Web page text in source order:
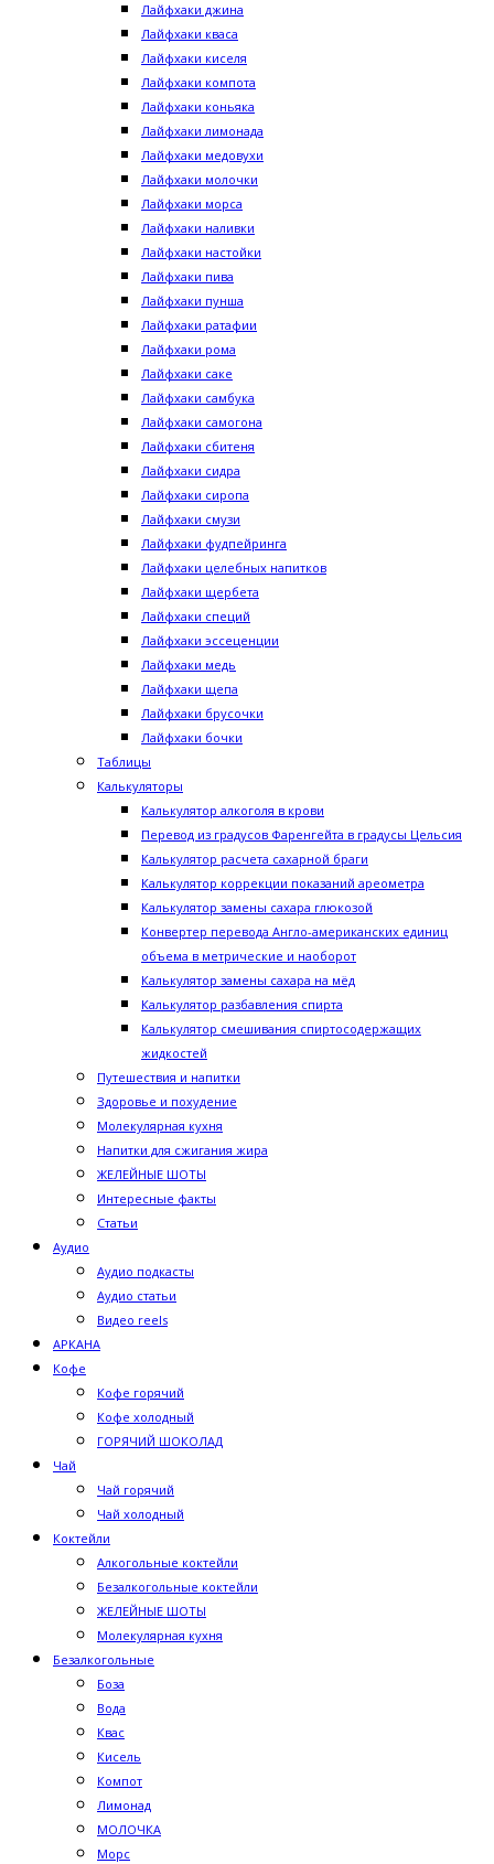
Лайфхаки джина
Лайфхаки кваса
Лайфхаки киселя
Лайфхаки компота
Лайфхаки коньяка
Лайфхаки лимонада
Лайфхаки медовухи
Лайфхаки молочки
Лайфхаки морса
Лайфхаки наливки
Лайфхаки настойки
Лайфхаки пива
Лайфхаки пунша
Лайфхаки ратафии
Лайфхаки рома
Лайфхаки саке
Лайфхаки самбука
Лайфхаки самогона
Лайфхаки сбитеня
Лайфхаки сидра
Лайфхаки сиропа
Лайфхаки смузи
Лайфхаки фудпейринга
Лайфхаки целебных напитков
Лайфхаки щербета
Лайфхаки специй
Лайфхаки эссеценции
Лайфхаки медь
Лайфхаки щепа
Лайфхаки брусочки
Лайфхаки бочки
Таблицы
Калькуляторы
Калькулятор алкоголя в крови
Перевод из градусов Фаренгейта в градусы Цельсия
Калькулятор расчета сахарной браги
Калькулятор коррекции показаний ареометра
Калькулятор замены сахара глюкозой
Конвертер перевода Англо-американских единиц
объема в метрические и наоборот
Калькулятор замены сахара на мёд
Калькулятор разбавления спирта
Калькулятор смешивания спиртосодержащих
жидкостей
Путешествия и напитки
Здоровье и похудение
Молекулярная кухня
Напитки для сжигания жира
ЖЕЛЕЙНЫЕ ШОТЫ
Интересные факты
Статьи
Аудио
Аудио подкасты
Аудио статьи
Видео reels
АРКАНА
Кофе
Кофе горячий
Кофе холодный
ГОРЯЧИЙ ШОКОЛАД
Чай
Чай горячий
Чай холодный
Коктейли
Алкогольные коктейли
Безалкогольные коктейли
ЖЕЛЕЙНЫЕ ШОТЫ
Молекулярная кухня
Безалкогольные
Боза
Вода
Квас
Кисель
Компот
Лимонад
МОЛОЧКА
Морс